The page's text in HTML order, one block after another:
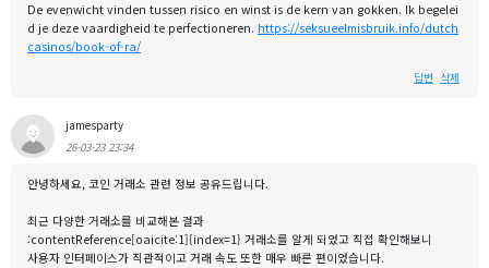
De evenwicht vinden tussen risico en winst is de kern van gokken. Ik begelei
d je deze vaardigheid te perfectioneren. https://seksueelmisbruik.info/dutch
casinos/book-of-ra/
답변 삭제
jamesparty
26-03-23 23:34
안녕하세요, 코인 거래소 관련 정보 공유드립니다.
최근 다양한 거래소를 비교해본 결과
:contentReference[oaicite:1]{index=1} 거래소를 알게 되었고 직접 확인해보니
사용자 인터페이스가 직관적이고 거래 속도 또한 매우 빠른 편이었습니다.